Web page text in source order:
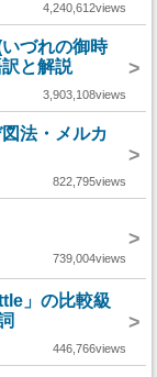
4,240,612views
づれの御時
と解説
>
3,903,108views
法・メルカ
>
822,795views
>
739,004views
」の比較級
>
446,766views